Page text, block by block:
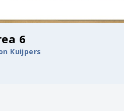
6
Kuijpers